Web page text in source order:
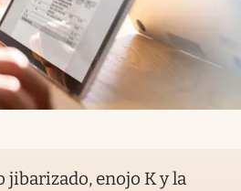
jibarizado, enojo K y la